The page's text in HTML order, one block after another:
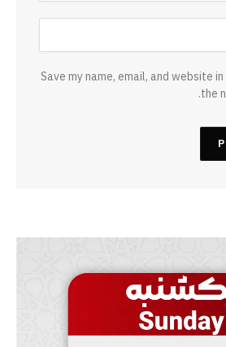
Save my name, email, and website
the